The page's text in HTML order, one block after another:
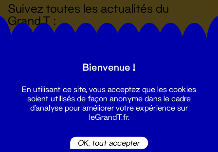
Suivez toutes les actualités du
Grand T :
Bienvenue !
En utilisant ce site, vous acceptez que les cookies
soient utilisés de façon anonyme dans le cadre
d'analyse pour améliorer votre expérience sur
leGrandT.fr.
OK, tout accepter